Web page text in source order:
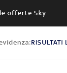
offerte Sky
RISULTATI